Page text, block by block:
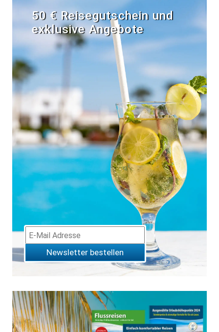
50 € Reisegutschein und
exklusive Angebote
Newsletter bestellen